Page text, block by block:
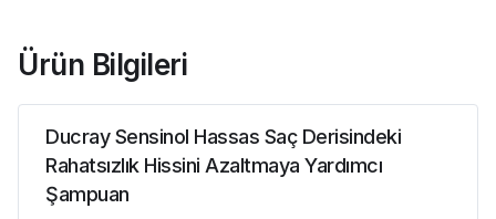
Ürün Bilgileri
Ducray Sensinol Hassas Saç Derisindeki
Rahatsızlık Hissini Azaltmaya Yardımcı
Şampuan